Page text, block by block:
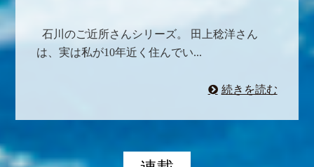
石川のご近所さんシリーズ。 田上稔洋さん
は、実は私が10年近く住んでい...
続きを読む